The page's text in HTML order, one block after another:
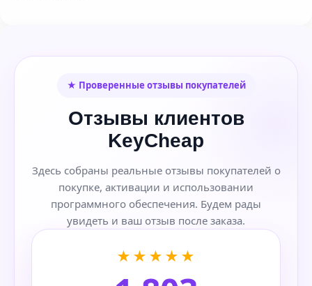
★ Проверенные отзывы покупателей
Отзывы клиентов
KeyCheap
Здесь собраны реальные отзывы покупателей о
покупке, активации и использовании
программного обеспечения. Будем рады
увидеть и ваш отзыв после заказа.
★★★★★